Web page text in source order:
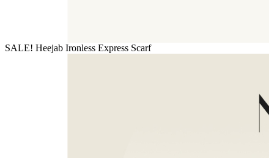
SALE! Heejab Ironless Express Scarf